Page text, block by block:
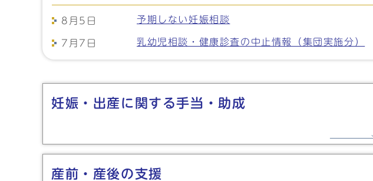
8月5日 予期しない妊娠相談
7月7日 乳幼児相談・健康診査の中止情報（集団実施分）
妊娠・出産に関する手当・助成
産前・産後の支援